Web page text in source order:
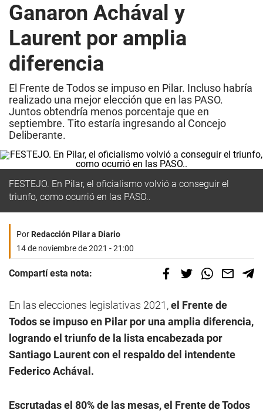
Ganaron Achával y
Laurent por amplia
diferencia
El Frente de Todos se impuso en Pilar. Incluso habría
realizado una mejor elección que en las PASO.
Juntos obtendría menos porcentaje que en
septiembre. Tito estaría ingresando al Concejo
Deliberante.
FESTEJO. En Pilar, el oficialismo volvió a conseguir el
triunfo, como ocurrió en las PASO..
PorRedacción Pilar a Diario
14 de noviembre de 2021 - 21:00
Compartí esta nota:
En las elecciones legislativas 2021,el Frente de
Todos se impuso en Pilar por una amplia diferencia,
logrando el triunfo de la lista encabezada por
Santiago Laurent con el respaldo del intendente
Federico Achával.
Escrutadas el 80% de las mesas, el Frente de Todos